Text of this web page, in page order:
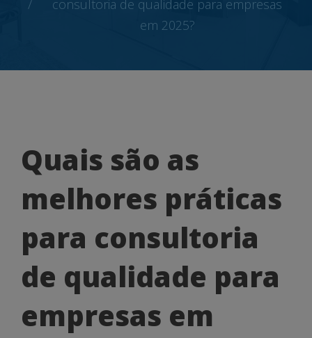
consultoria de qualidade para empresas
em 2025?
Quais
são
as
melhores
práticas
para
consultoria
Quais são as
melhores práticas
para consultoria
de qualidade para
empresas em